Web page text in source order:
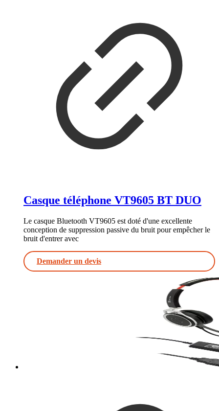
Casque téléphone VT9605 BT DUO
Le casque Bluetooth VT9605 est doté d'une excellente
conception de suppression passive du bruit pour empêcher le
bruit d'entrer avec
Demander un devis